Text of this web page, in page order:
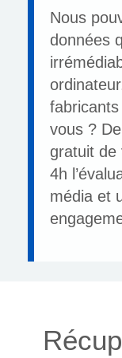
Nous
données
vous ?
gratuit de
4h
média et